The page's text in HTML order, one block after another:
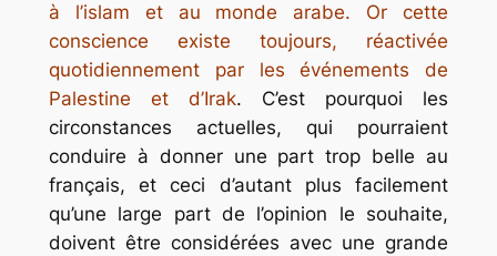
à l’islam et au monde arabe. Or cette
conscience existe toujours, réactivée
quotidiennement par les événements de
Palestine et d’Irak. C’est pourquoi les
circonstances actuelles, qui pourraient
conduire à donner une part trop belle au
français, et ceci d’autant plus facilement
qu’une large part de l’opinion le souhaite,
doivent être considérées avec une grande